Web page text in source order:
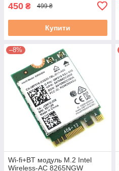
450 ₴ 499 ₴
Купити
–8%
Wi-fi+BT модуль M.2 Intel
Wireless-AC 8265NGW